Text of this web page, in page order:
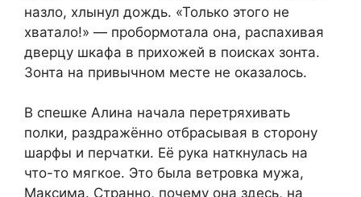
назло, хлынул дождь. «Только этого не
хватало!» — пробормотала она, распахивая
дверцу шкафа в прихожей в поисках зонта.
Зонта на привычном месте не оказалось.
В спешке Алина начала перетряхивать
полки, раздражённо отбрасывая в сторону
шарфы и перчатки. Её рука наткнулась на
что-то мягкое. Это была ветровка мужа,
Максима. Странно, почему она здесь, на